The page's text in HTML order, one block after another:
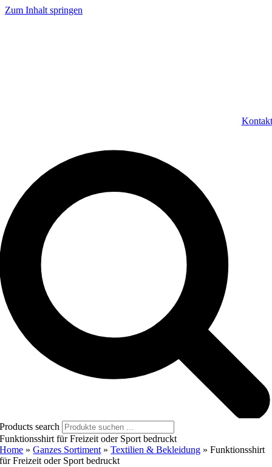
Zum Inhalt springen
Kontakt
Products search
Funktionsshirt für Freizeit oder Sport bedruckt
Home »Ganzes Sortiment »Textilien & Bekleidung »Funktionsshirt
für Freizeit oder Sport bedruckt